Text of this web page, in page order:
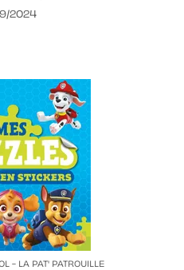
2024
- LA PAT' PATROUILLE